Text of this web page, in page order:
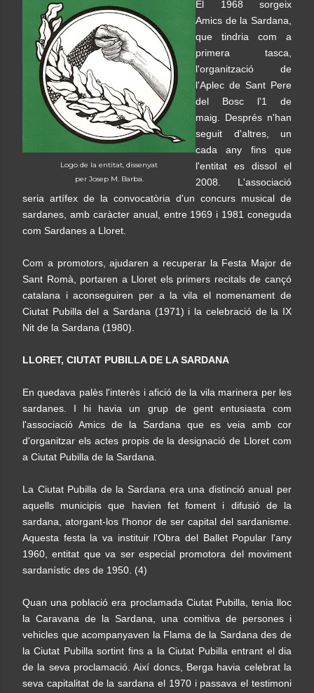
Logo de la entitat, dissenyat
per Josep M. Barba.
El 1968 sorgeix
Amics de la Sardana,
que tindria com a
primera tasca,
l'organització de
l'Aplec de Sant Pere
del Bosc l'1 de
maig. Després n'han
seguit d'altres, un
cada any fins que
l'entitat es dissol el
2008. L'associació
seria artífex de la convocatòria d'un concurs musical de
sardanes, amb caràcter anual, entre 1969 i 1981 coneguda
com Sardanes a Lloret.
Com a promotors, ajudaren a recuperar la Festa Major de
Sant Romà, portaren a Lloret els primers recitals de cançó
catalana i aconseguiren per a la vila el nomenament de
Ciutat Pubilla del a Sardana (1971) i la celebració de la IX
Nit de la Sardana (1980).
LLORET, CIUTAT PUBILLA DE LA SARDANA
En quedava palès l'interès i afició de la vila marinera per les
sardanes. I hi havia un grup de gent entusiasta com
l'associació Amics de la Sardana que es veia amb cor
d'organitzar els actes propis de la designació de Lloret com
a Ciutat Pubilla de la Sardana.
La Ciutat Pubilla de la Sardana era una distinció anual per
aquells municipis que havien fet foment i difusió de la
sardana, atorgant-los l'honor de ser capital del sardanisme.
Aquesta festa la va instituir l'Obra del Ballet Popular l'any
1960, entitat que va ser especial promotora del moviment
sardanístic des de 1950. (4)
Quan una població era proclamada Ciutat Pubilla, tenia lloc
la Caravana de la Sardana, una comitiva de persones i
vehicles que acompanyaven la Flama de la Sardana des de
la Ciutat Pubilla sortint fins a la Ciutat Pubilla entrant el dia
de la seva proclamació. Així doncs, Berga havia celebrat la
seva capitalitat de la sardana el 1970 i passava el testimoni